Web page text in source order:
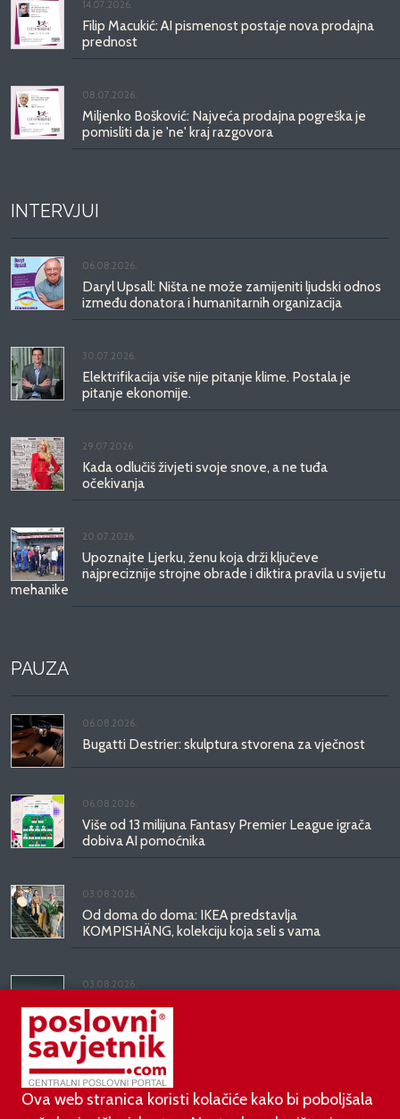
14.07.2026.
Filip Macukić: AI pismenost postaje nova prodajna
prednost
08.07.2026.
Miljenko Bošković: Najveća prodajna pogreška je
pomisliti da je 'ne' kraj razgovora
INTERVJUI
06.08.2026.
Daryl Upsall: Ništa ne može zamijeniti ljudski odnos
između donatora i humanitarnih organizacija
30.07.2026.
Elektrifikacija više nije pitanje klime. Postala je
pitanje ekonomije.
29.07.2026.
Kada odlučiš živjeti svoje snove, a ne tuđa
očekivanja
20.07.2026.
Upoznajte Ljerku, ženu koja drži ključeve
najpreciznije strojne obrade i diktira pravila u svijetu
mehanike
PAUZA
06.08.2026.
Bugatti Destrier: skulptura stvorena za vječnost
06.08.2026.
Više od 13 milijuna Fantasy Premier League igrača
dobiva AI pomoćnika
03.08.2026.
Od doma do doma: IKEA predstavlja
KOMPISHÄNG, kolekciju koja seli s vama
03.08.2026.
Kineski BYD predstavio luksuznu limuzinu veću od
Mercedesove S-klase, obećava domet do 1.000
kilometara
Ova web stranica koristi kolačiće kako bi poboljšala